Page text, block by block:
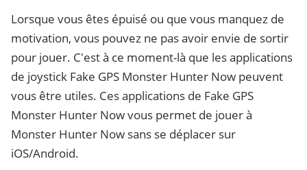
Lorsque vous êtes épuisé ou que vous manquez de
motivation, vous pouvez ne pas avoir envie de sortir
pour jouer. C'est à ce moment-là que les applications
de joystick Fake GPS Monster Hunter Now peuvent
vous être utiles. Ces applications de Fake GPS
Monster Hunter Now vous permet de jouer à
Monster Hunter Now sans se déplacer sur
iOS/Android.